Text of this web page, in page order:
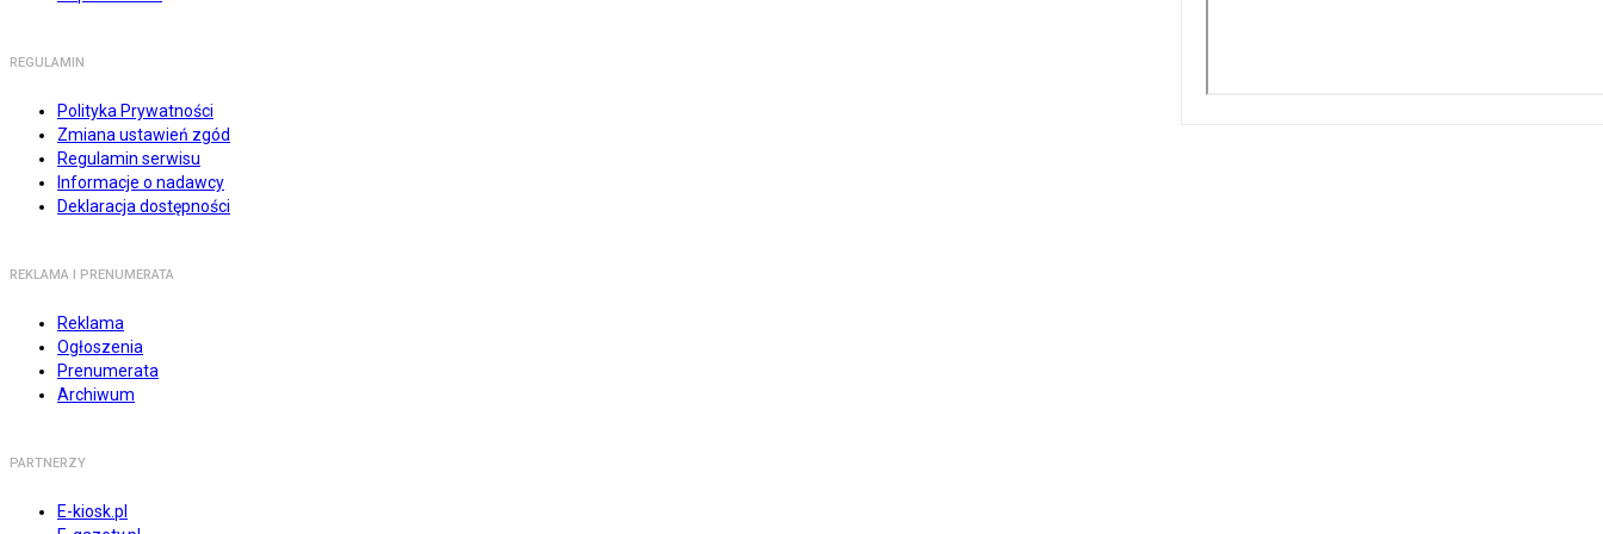
REGULAMIN
Polityka Prywatności
Zmiana ustawień zgód
Regulamin serwisu
Informacje o nadawcy
Deklaracja dostępności
REKLAMA I PRENUMERATA
Reklama
Ogłoszenia
Prenumerata
Archiwum
PARTNERZY
E-kiosk.pl